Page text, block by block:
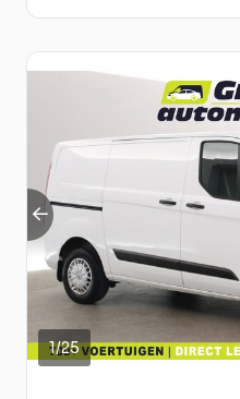
1/25